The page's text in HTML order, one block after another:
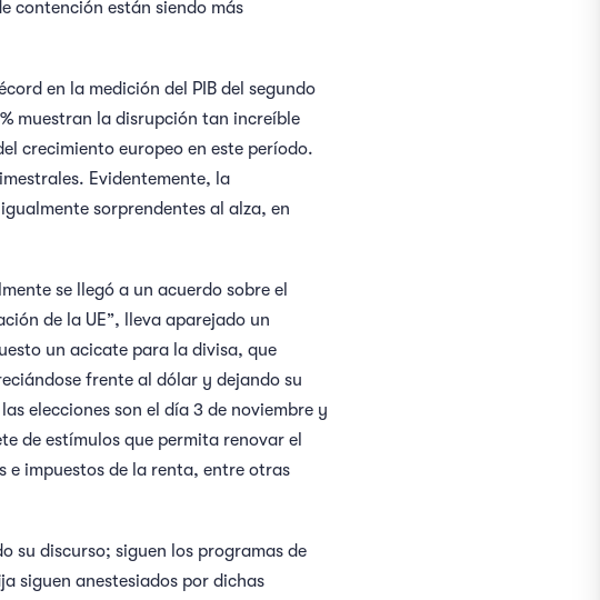
contención están siendo más
en la medición del PIB del segundo
muestran la disrupción tan increíble
crecimiento europeo en este período.
Evidentemente, la
sorprendentes al alza, en
se llegó a un acuerdo sobre el
de la UE”, lleva aparejado un
un acicate para la divisa, que
frente al dólar y dejando su
elecciones son el día 3 de noviembre y
de estímulos que permita renovar el
e impuestos de la renta, entre otras
su discurso; siguen los programas de
siguen anestesiados por dichas